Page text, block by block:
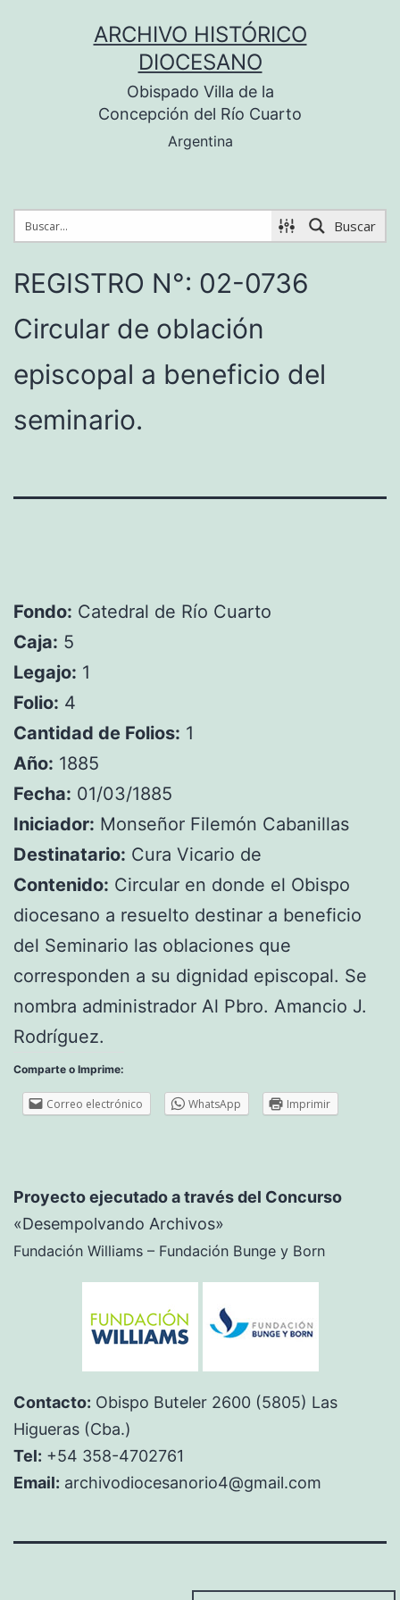
ARCHIVO HISTÓRICO
DIOCESANO
Obispado Villa de la
Concepción del Río Cuarto
Argentina
Buscar
REGISTRO N°: 02-0736
Circular de oblación
episcopal a beneficio del
seminario.
Fondo: Catedral de Río Cuarto
Caja: 5
Legajo: 1
Folio: 4
Cantidad de Folios: 1
Año: 1885
Fecha: 01/03/1885
Iniciador: Monseñor Filemón Cabanillas
Destinatario: Cura Vicario de
Contenido: Circular en donde el Obispo
diocesano a resuelto destinar a beneficio
del Seminario las oblaciones que
corresponden a su dignidad episcopal. Se
nombra administrador Al Pbro. Amancio J.
Rodríguez.
Comparte o Imprime:
Correo electrónico WhatsApp Imprimir
Proyecto ejecutado a través del Concurso
«Desempolvando Archivos»
Fundación Williams – Fundación Bunge y Born
Contacto: Obispo Buteler 2600 (5805) Las
Higueras (Cba.)
Tel: +54 358-4702761
Email: archivodiocesanorio4@gmail.com